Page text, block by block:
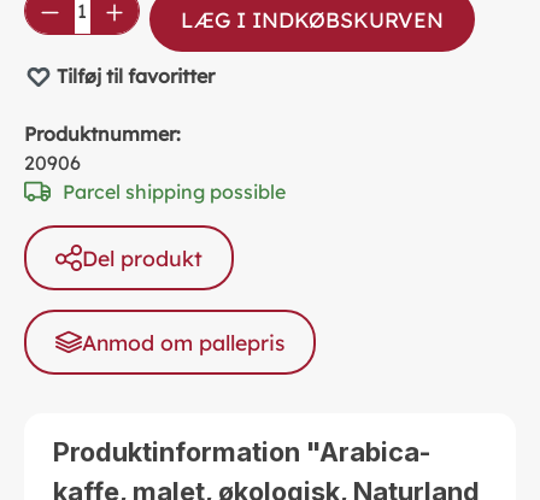
LÆG I INDKØBSKURVEN
Tilføj til favoritter
Produktnummer:
20906
Parcel shipping possible
Del produkt
Anmod om pallepris
Produktinformation "Arabica-
kaffe, malet, økologisk, Naturland